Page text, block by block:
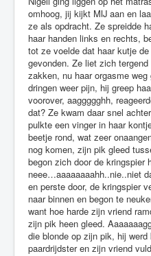
omhoog, jij kijkt MIJ aan en
ze als opdracht. Ze spreidde
haar handen links en rechts,
tot ze voelde dat haar kutje
gevonden. Ze liet zich
zakken, nu haar orgasme
dringen weer pijn, hij greep
voorover, aaggggghh,
dat? Ze kwam daar snel
pulkte een vinger in haar
beetje rond, wat zeer
nog komen, zijn pik gleed
begon zich door de kringspier
neee…aaaaaaaahh..nie..niet
en perste door, de kringspier
naar binnen en begon te
want hoe harde zijn vriend
zijn pik heen gleed.
die blonde op zijn pik, hij
paardrijdster en zijn vriend